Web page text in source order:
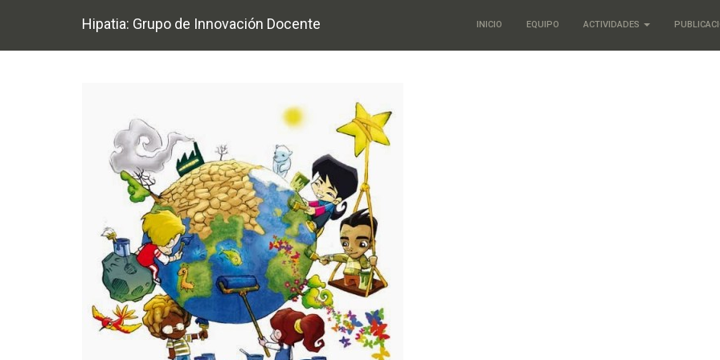
Hipatia: Grupo de Innovación Docente INICIO EQUIPO ACTIVIDADES